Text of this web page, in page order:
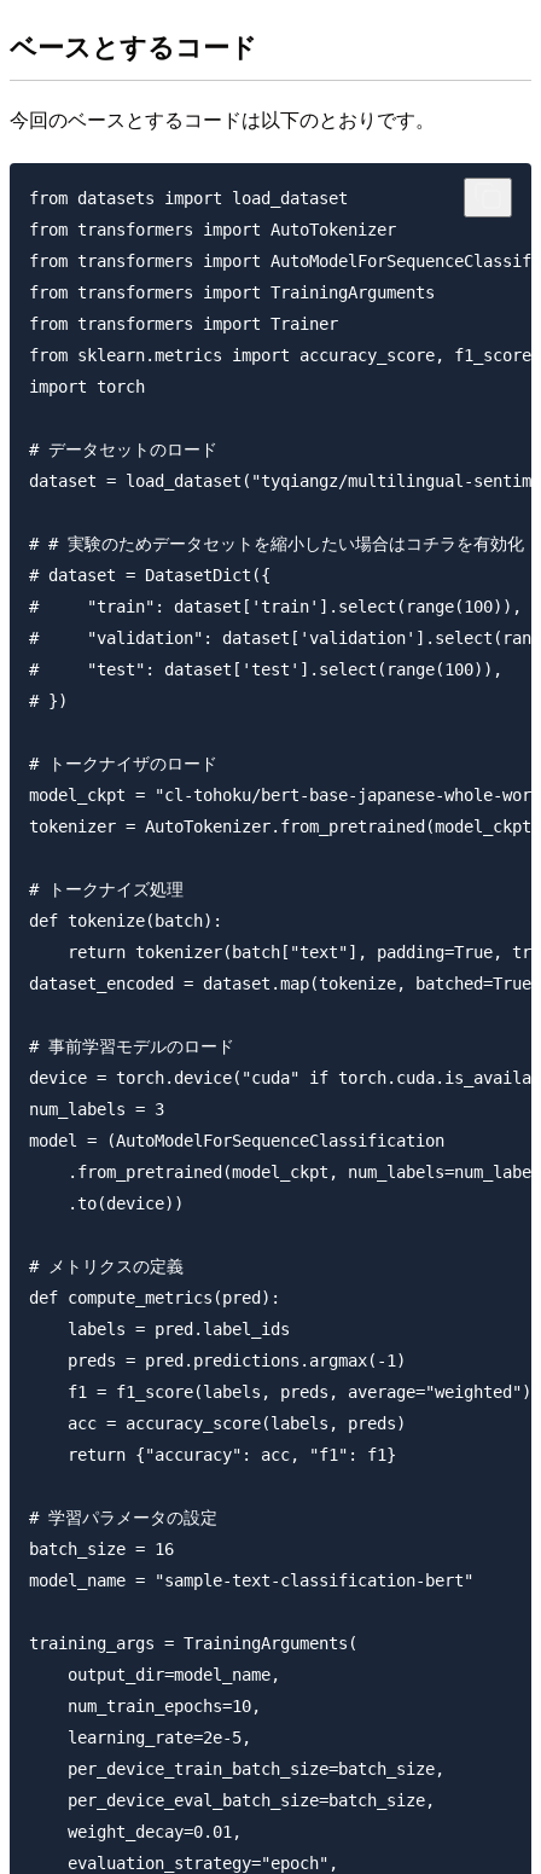
ベースとするコード
今回のベースとするコードは以下のとおりです。
from datasets import load_dataset
from transformers import AutoTokenizer
from transformers import
from transformers import TrainingArguments
from transformers import Trainer
from sklearn.metrics import accuracy_score, f1_score
import torch
# データセットのロード
dataset = load_dataset("tyqiangz/multilingual-
# # 実験のためデータセットを縮小したい場合はコチラを有効化
# dataset = DatasetDict({
#     "train": dataset['train'].select(range(100)),
#     "validation":
#     "test": dataset['test'].select(range(100)),
# })
# トークナイザのロード
model_ckpt = "cl-tohoku/bert-base-japanese-whole-
tokenizer = AutoTokenizer.from_pretrained(model_ckpt)
# トークナイズ処理
def tokenize(batch):
return tokenizer(batch["text"], padding=True,
dataset_encoded = dataset.map(tokenize,
# 事前学習モデルのロード
device = torch.device("cuda" if
num_labels = 3
model = (AutoModelForSequenceClassification
.from_pretrained(model_ckpt,
    .to(device))
# メトリクスの定義
def compute_metrics(pred):
    labels = pred.label_ids
    preds = pred.predictions.argmax(-1)
    f1 = f1_score(labels, preds, average="weighted")
    acc = accuracy_score(labels, preds)
    return {"accuracy": acc, "f1": f1}
# 学習パラメータの設定
batch_size = 16
model_name = "sample-text-classification-bert"
training_args = TrainingArguments(
    output_dir=model_name,
    num_train_epochs=10,
    learning_rate=2e-5,
    per_device_train_batch_size=batch_size,
    per_device_eval_batch_size=batch_size,
    weight_decay=0.01,
    evaluation_strategy="epoch",